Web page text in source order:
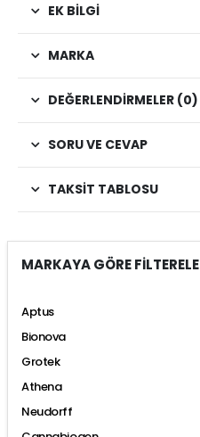
EK BILGI
MARKA
DEĞERLENDIRMELER (0)
SORU VE CEVAP
TAKSIT TABLOSU
MARKAYA GÖRE FİLTERELE
Aptus
Bionova
Grotek
Athena
Neudorff